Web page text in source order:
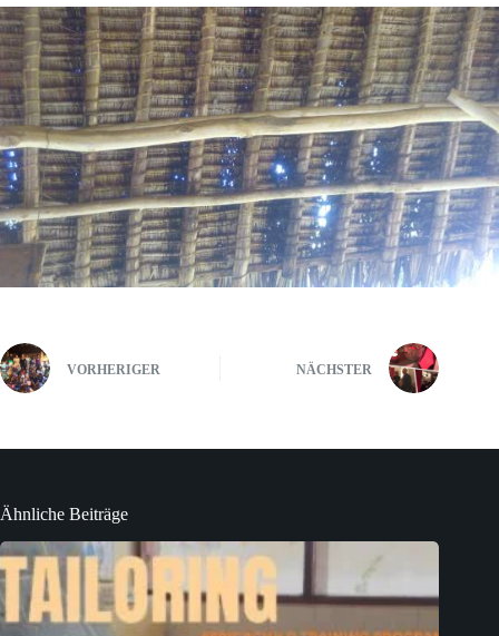
VORHERIGER NÄCHSTER
Ähnliche Beiträge